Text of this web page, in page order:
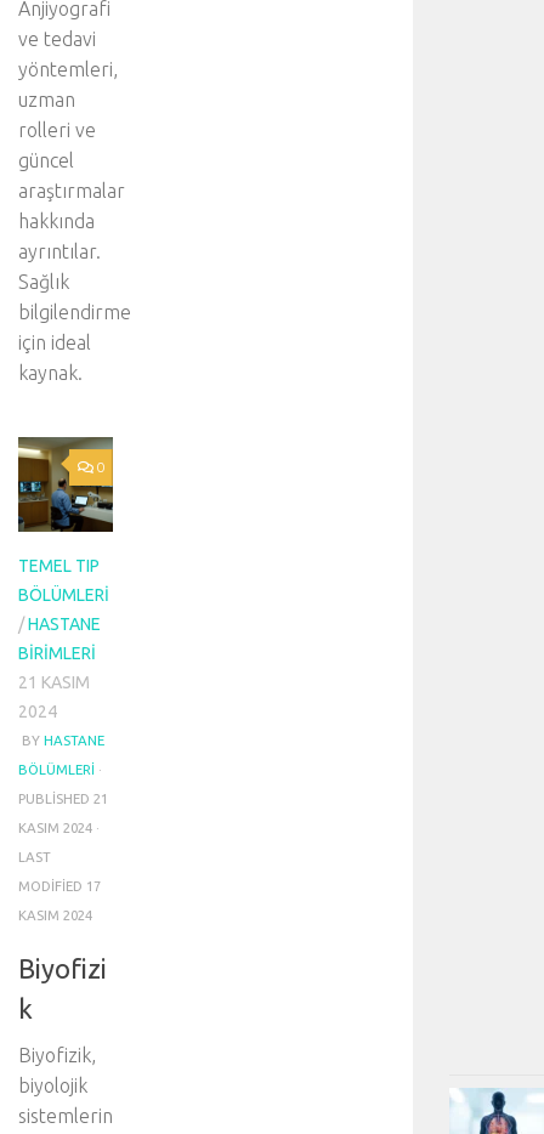
Anjiyografi
ve tedavi
yöntemleri,
uzman
rolleri ve
güncel
araştırmalar
hakkında
ayrıntılar.
Sağlık
bilgilendirme
için ideal
kaynak.
0
TEMEL TIP
BÖLÜMLERI
/HASTANE
BIRIMLERI
21 KASIM
2024
BY HASTANE
BÖLÜMLERI ·
PUBLISHED 21
KASIM 2024 ·
LAST
MODIFIED 17
KASIM 2024
Biyofizi
k
Biyofizik,
biyolojik
sistemlerin